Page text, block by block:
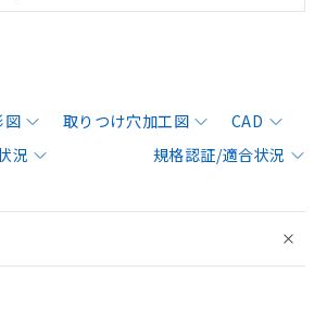
図 取りつけ穴加工図
CAD
況
規格認証/適合状況